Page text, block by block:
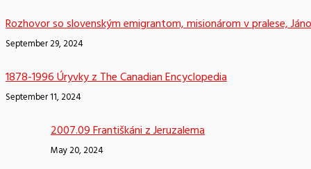
Rozhovor so slovenským emigrantom, misionárom v pralese,
September 29, 2024
1878-1996 Úryvky z The Canadian Encyclopedia
September 11, 2024
2007.09 Františkáni z Jeruzalema
May 20, 2024